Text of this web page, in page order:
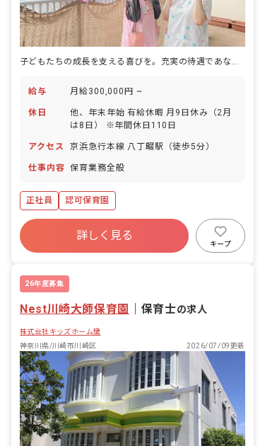
子どもたちの成長を支える喜びを。充実の待遇であなたの未来を応援します！
給与 月給300,000円 ~
休日
他、年末年始 有給休暇 月9日休み（2月
は8日） ※年間休日110日
アクセス 京浜急行本線 八丁畷駅（徒歩5分）
仕事内容 保育業務全般
正社員 認可保育園
詳しく見る
キープ
26年度募集
Nest川崎大師保育園 保育士の求人
株式会社キッズホーム欒
神奈川県/川崎市川崎区
2026/07/09更新